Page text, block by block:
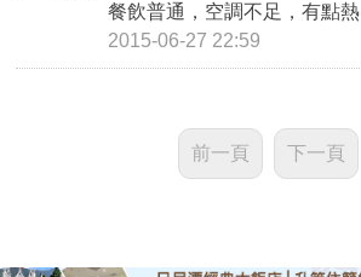
APP下載
餐飲普通，空調不足，有點熱
2015-06-27 22:59
前一頁 下一頁